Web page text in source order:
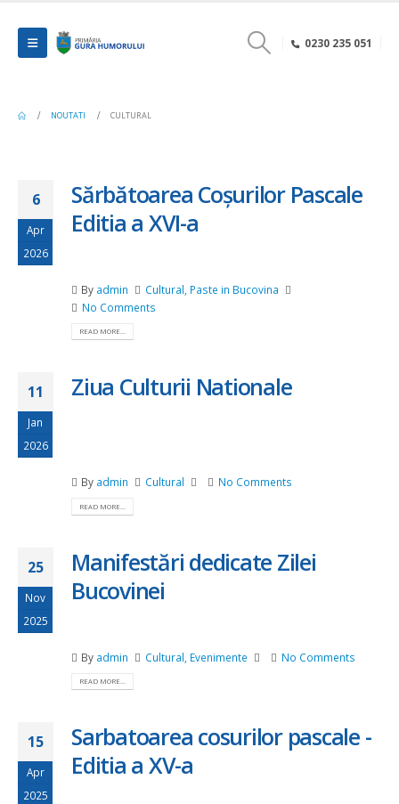
0230 235 051
NOUTATI CULTURAL
6
Apr
2026
Sărbătoarea Coșurilor Pascale
Editia a XVI-a
By admin Cultural Paste in Bucovina
No Comments
READ MORE...
11
Jan
2026
Ziua Culturii Nationale
By admin Cultural No Comments
READ MORE...
25
Nov
2025
Manifestări dedicate Zilei
Bucovinei
By admin Cultural Evenimente No Comments
READ MORE...
15
Apr
2025
Sarbatoarea cosurilor pascale -
Editia a XV-a